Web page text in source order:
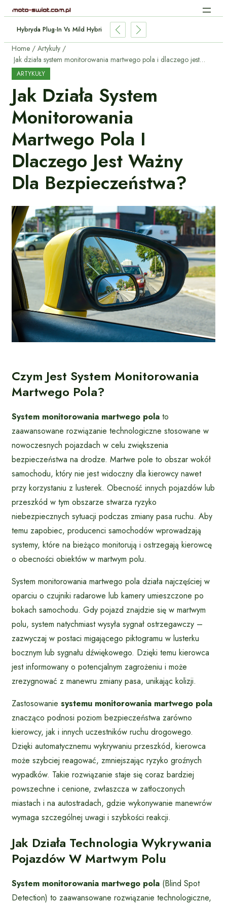
Hybryda Plug-In Vs Mild Hybrid: Którą Wybrać I Dlaczego?
Home
Artykuły
Jak działa system monitorowania martwego pola i dlaczego jest ważny dla bezpieczeństwa?
ARTYKUŁY
Jak Działa System
Monitorowania
Martwego Pola I
Dlaczego Jest Ważny
Dla Bezpieczeństwa?
Czym Jest System Monitorowania
Martwego Pola?
System monitorowania martwego pola to
zaawansowane rozwiązanie technologiczne stosowane w
nowoczesnych pojazdach w celu zwiększenia
bezpieczeństwa na drodze. Martwe pole to obszar wokół
samochodu, który nie jest widoczny dla kierowcy nawet
przy korzystaniu z lusterek. Obecność innych pojazdów lub
przeszkód w tym obszarze stwarza ryzyko
niebezpiecznych sytuacji podczas zmiany pasa ruchu. Aby
temu zapobiec, producenci samochodów wprowadzają
systemy, które na bieżąco monitorują i ostrzegają kierowcę
o obecności obiektów w martwym polu.
System monitorowania martwego pola działa najczęściej w
oparciu o czujniki radarowe lub kamery umieszczone po
bokach samochodu. Gdy pojazd znajdzie się w martwym
polu, system natychmiast wysyła sygnał ostrzegawczy –
zazwyczaj w postaci migającego piktogramu w lusterku
bocznym lub sygnału dźwiękowego. Dzięki temu kierowca
jest informowany o potencjalnym zagrożeniu i może
zrezygnować z manewru zmiany pasa, unikając kolizji.
Zastosowanie systemu monitorowania martwego pola
znacząco podnosi poziom bezpieczeństwa zarówno
kierowcy, jak i innych uczestników ruchu drogowego.
Dzięki automatycznemu wykrywaniu przeszkód, kierowca
może szybciej reagować, zmniejszając ryzyko groźnych
wypadków. Takie rozwiązanie staje się coraz bardziej
powszechne i cenione, zwłaszcza w zatłoczonych
miastach i na autostradach, gdzie wykonywanie manewrów
wymaga szczególnej uwagi i szybkości reakcji.
Jak Działa Technologia Wykrywania
Pojazdów W Martwym Polu
System monitorowania martwego pola (Blind Spot
Detection) to zaawansowane rozwiązanie technologiczne,